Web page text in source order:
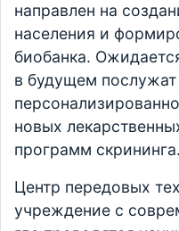
направлен на
населения и
биобанка.
в будущем
новых
программ скрининга.
Центр передовых
учреждение с